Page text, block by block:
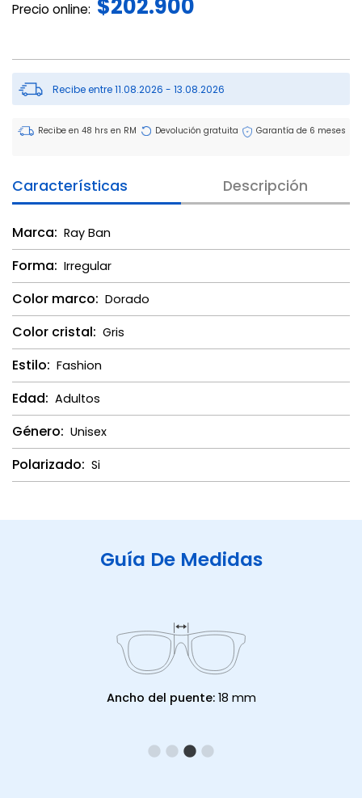
Precio online: $202.900
Recibe entre 11.08.2026 - 13.08.2026
Recibe en 48 hrs en RM Devolución gratuita Garantía de 6 meses
Características Descripción
Marca: Ray Ban
Forma: Irregular
Color marco: Dorado
Color cristal: Gris
Estilo: Fashion
Edad: Adultos
Género: Unisex
Polarizado: Si
Guía De Medidas
Ancho del puente: 18 mm